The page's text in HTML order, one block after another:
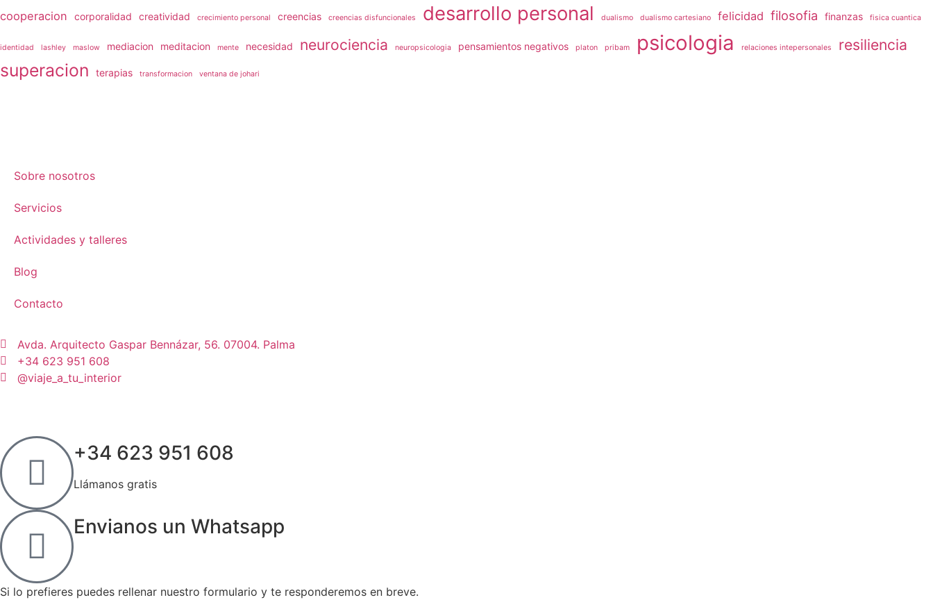
cooperacion
corporalidad creatividad crecimiento personal creencias creencias disfuncionales desarrollo personal dualismo dualismo cartesiano felicidad filosofia finanzas fisica cuantica
identidad lashley maslow mediacion meditacion mente necesidad neurociencia neuropsicologia pensamientos negativos platon pribam psicologia relaciones intepersonales resiliencia
superacion terapias transformacion ventana de johari
Sobre nosotros
Servicios
Actividades y talleres
Blog
Contacto
Avda. Arquitecto Gaspar Bennázar, 56. 07004. Palma
+34 623 951 608
@viaje_a_tu_interior
+34 623 951 608
Llámanos gratis
Envianos un Whatsapp
Si lo prefieres puedes rellenar nuestro formulario y te responderemos en breve.